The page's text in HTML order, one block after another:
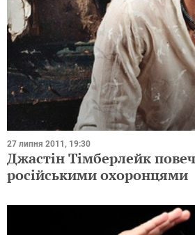
27 липня 2011, 19:30
Джастін Тімберлейк
російськими охоронцями